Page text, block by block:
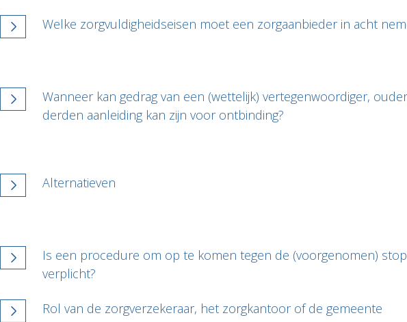
Welke zorgvuldigheidseisen moet een zorgaanbieder in acht
Wanneer kan gedrag van een (wettelijk) vertegenwoordiger,
derden aanleiding kan zijn voor ontbinding?
Alternatieven
Is een procedure om op te komen tegen de (voorgenomen)
verplicht?
Rol van de zorgverzekeraar, het zorgkantoor of de gemeente